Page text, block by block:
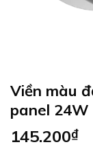
Viền màu
panel 24W
145.200₫